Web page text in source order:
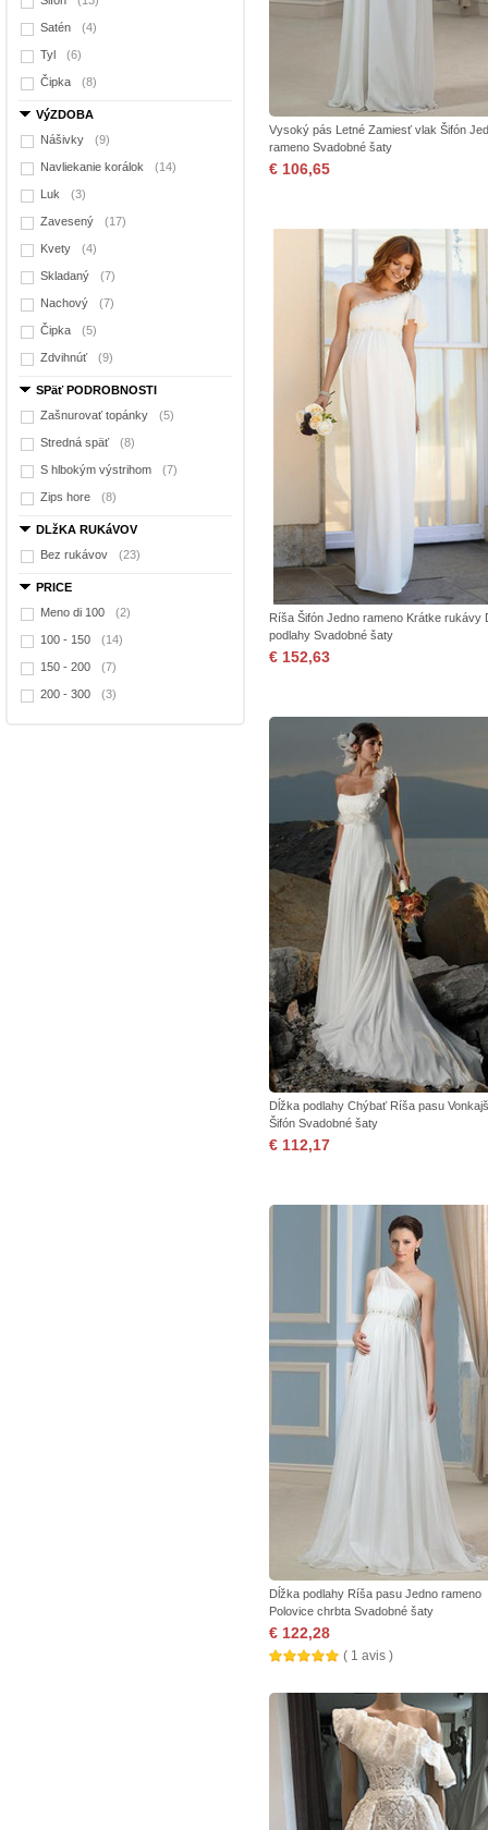
Satén (4)
Tyl (6)
Čipka (8)
VýZDOBA
Nášivky
(9)
Navliekanie korálok (14)
Luk (3)
Zavesený (17)
Kvety (4)
Skladaný (7)
Nachový (7)
Čipka (5)
Zdvihnúť (9)
SPäť PODROBNOSTI
Zašnurovať topánky
(5)
Stredná späť (8)
S hlbokým výstrihom (7)
Zips hore (8)
DLžKA RUKáVOV
Bez rukávov
(23)
PRICE
Meno di 100
(2)
100 - 150 (14)
150 - 200 (7)
200 - 300 (3)
Vysoký pás Letné Zamiesť vlak Šifón
rameno Svadobné šaty
€ 106,65
Ríša Šifón Jedno rameno Krátke rukávy
podlahy Svadobné šaty
€ 152,63
Dĺžka podlahy Chýbať Ríša pasu
Šifón Svadobné šaty
€ 112,17
Dĺžka podlahy Ríša pasu Jedno rameno
Polovice chrbta Svadobné šaty
€ 122,28
( 1 avis )